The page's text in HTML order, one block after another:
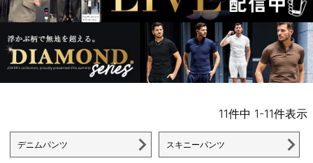
11件中 1-11件表示
デニムパンツ スキニーパンツ